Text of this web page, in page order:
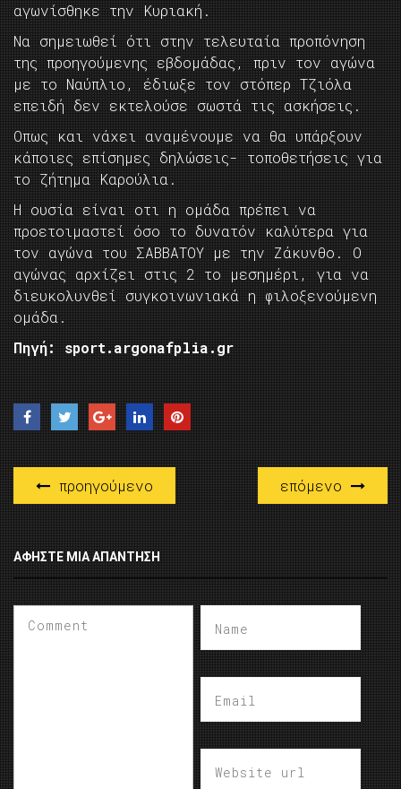
αγωνίσθηκε την Κυριακή.
Να σημειωθεί ότι στην τελευταία προπόνηση
της προηγούμενης εβδομάδας, πριν τον αγώνα
με το Ναύπλιο, έδιωξε τον στόπερ Τζιόλα
επειδή δεν εκτελούσε σωστά τις ασκήσεις.
Οπως και νάχει αναμένουμε να θα υπάρξουν
κάποιες επίσημες δηλώσεις- τοποθετήσεις για
το ζήτημα Καρούλια.
Η ουσία είναι οτι η ομάδα πρέπει να
προετοιμαστεί όσο το δυνατόν καλύτερα για
τον αγώνα του ΣΑΒΒΑΤΟΥ με την Ζάκυνθο. Ο
αγώνας αρχίζει στις 2 το μεσημέρι, για να
διευκολυνθεί συγκοινωνιακά η φιλοξενούμενη
ομάδα.
Πηγή: sport.argonafplia.gr
προηγούμενο επόμενο
ΑΦΉΣΤΕ ΜΙΑ ΑΠΆΝΤΗΣΗ